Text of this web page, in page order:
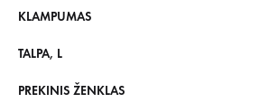
KLAMPUMAS
TALPA, L
PREKINIS ŽENKLAS